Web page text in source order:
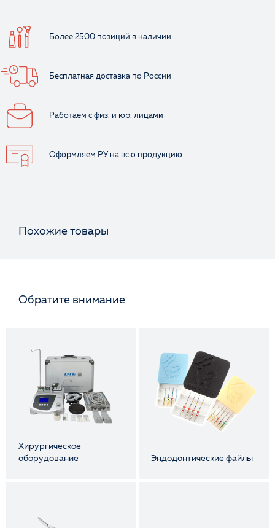
Более 2500 позиций в наличии
Бесплатная доставка по России
Работаем с физ. и юр. лицами
Оформляем РУ на всю продукцию
Похожие товары
Обратите внимание
Хирургическое
оборудование
Эндодонтические файлы